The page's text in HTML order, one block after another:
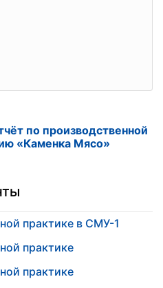
по производственной
«Каменка Мясо»
практике в СМУ-1
практике
практике